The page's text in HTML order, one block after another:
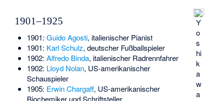
Y
o
s
hi
k
a
w
a
1901–1925
1901: Guido Agosti, italienischer Pianist
1901: Karl Schulz, deutscher Fußballspieler
1902: Alfredo Binda, italienischer Radrennfahrer
1902: Lloyd Nolan, US-amerikanischer
Schauspieler
1905: Erwin Chargaff, US-amerikanischer
Biochemiker und Schriftsteller